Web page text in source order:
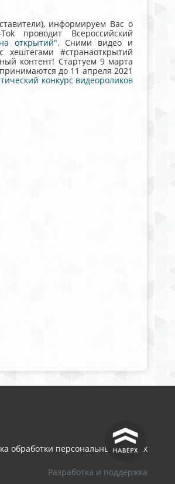
информируем Вас о
проводит Всероссийский
открытий". Сними видео и
#странаоткрытий
контент! Стартуем 9 марта
до 11 апреля 2021
конкурс видеороликов
^
обработки персональных данных
Разработка и поддержка